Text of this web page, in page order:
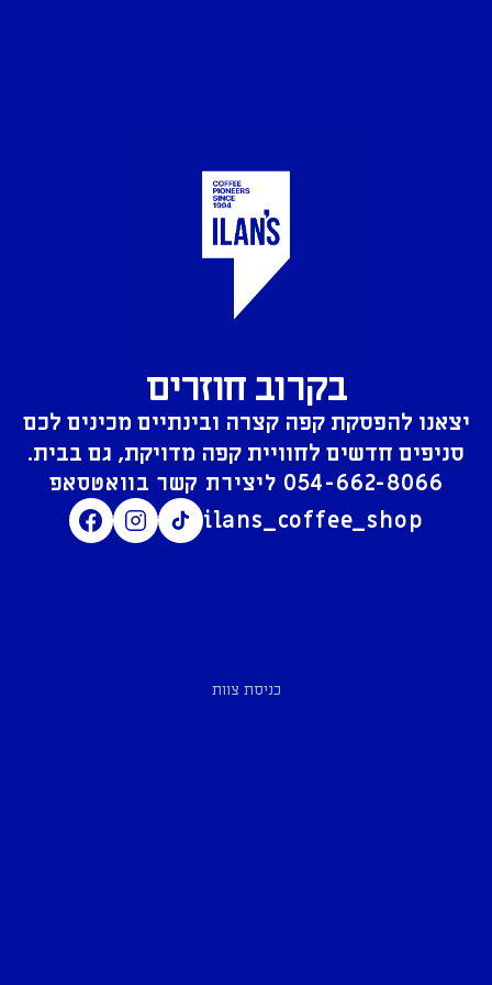
בקרוב חוזרים
יצאנו להפסקת קפה קצרה ובינתיים מכינים לכם
סניפים חדשים לחוויית קפה מדויקת, גם בבית.
054-662-8066
ilans_coffee_shop
כניסת צוות